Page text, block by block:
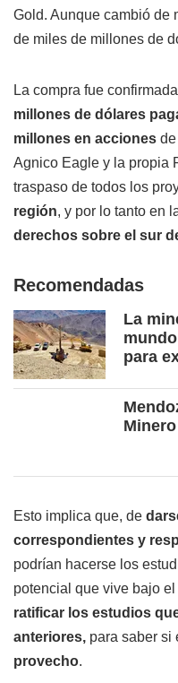
Gold. Aunque cambió de
de miles de millones de
La compra fue
millones de dólares
millones en acciones
Agnico Eagle y la propia
traspaso de todos los
región, y por lo tanto en
derechos sobre el sur
Recomendadas
La
para
Esto implica que, de
correspondientes y
podrían hacerse los
potencial que vive bajo
ratificar los estudios
anteriores, para saber si
provecho.